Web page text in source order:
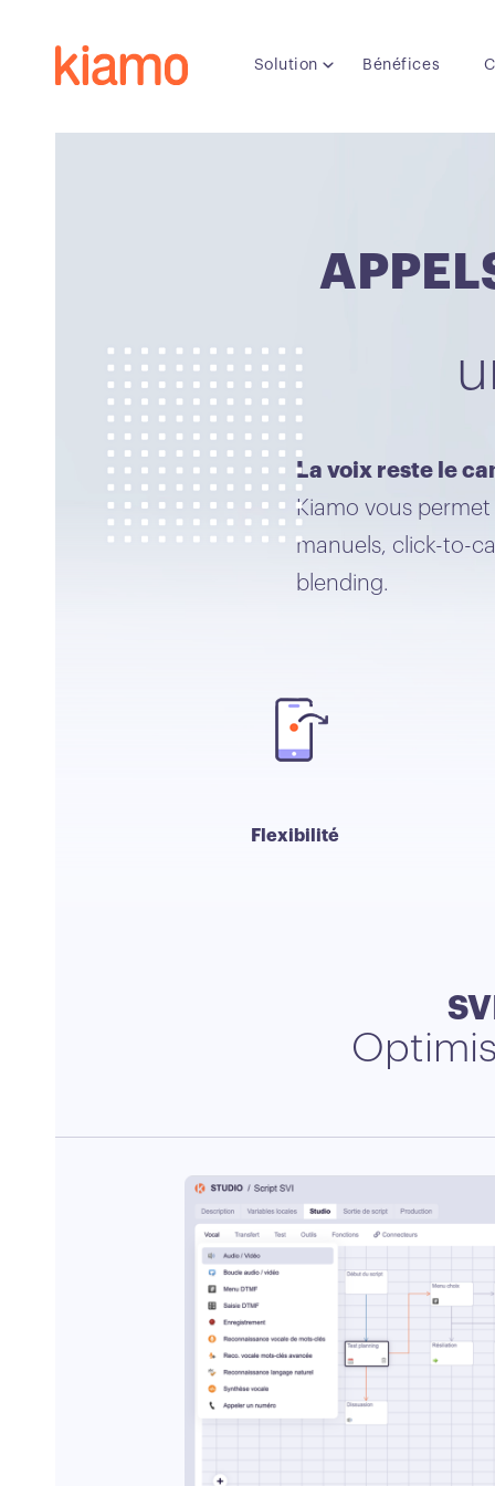
Solution Bénéfices
La voix reste le
Kiamo vous
manuels, click-to-
blending.
Flexibilité